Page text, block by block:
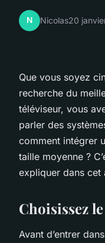
N Nicolas20
Que vous soyez
recherche du
téléviseur, vous
parler des
comment intégrer
taille moyenne ?
expliquer dans cet
Choisissez
Avant d’entrer